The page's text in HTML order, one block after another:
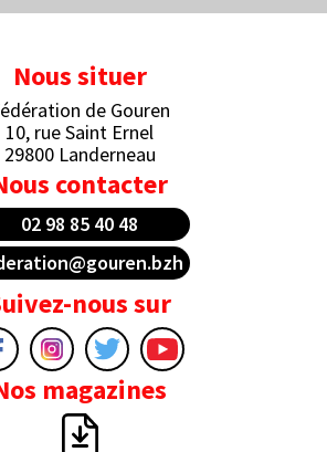
Nous situer
de Gouren
10, rue Saint Ernel
29800 Landerneau
contacter
02 98 85 40 48
nous sur
magazines